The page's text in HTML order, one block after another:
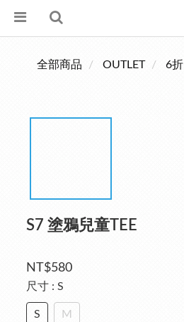
全部商品 OUTLET 6折
S7 塗鴉兒童TEE
NT$580
尺寸 : S
S M